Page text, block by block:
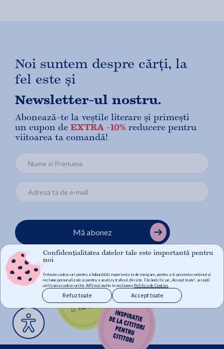
Confidențialitatea datelor tale este importantă pentru
noi
Folosim cookie-uri pentru a îmbunătăți experiența ta de navigare, pentru a-ți prezenta conținut și
reclame personalizate și pentru a analiza traficul din site. Făcând clic pe „Accept toate”, accepți
utilizarea cookie-urilor. Află mai multe în secțiunea Politica de Cookies.
Accept toate
Refuz toate
Noi suntem despre cărți, la
fel este și
Newsletter-ul nostru.
Abonează-te la veștile literare și primești
un cupon de EXTRA -10% reducere pentru
viitoarea ta comandă!
Mă abonez